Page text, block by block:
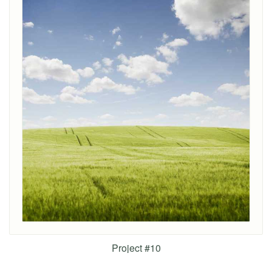
Project #10